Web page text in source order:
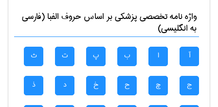
واژه نامه تخصصیپزشكیبر اساس حروف الفبا (فارسی
به انگلیسی)
آ ا ب پ ت ث
ج چ ح خ د ذ